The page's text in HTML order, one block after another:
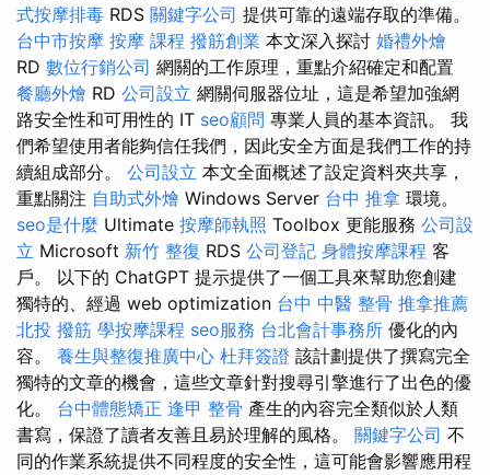
式按摩排毒 RDS 關鍵字公司 提供可靠的遠端存取的準備。
台中市按摩 按摩 課程 撥筋創業 本文深入探討 婚禮外燴
RD 數位行銷公司 網關的工作原理，重點介紹確定和配置
餐廳外燴 RD 公司設立 網關伺服器位址，這是希望加強網
路安全性和可用性的 IT seo顧問 專業人員的基本資訊。 我
們希望使用者能夠信任我們，因此安全方面是我們工作的持
續組成部分。 公司設立 本文全面概述了設定資料夾共享，
重點關注 自助式外燴 Windows Server 台中 推拿 環境。
seo是什麼 Ultimate 按摩師執照 Toolbox 更能服務 公司設
立 Microsoft 新竹 整復 RDS 公司登記 身體按摩課程 客
戶。 以下的 ChatGPT 提示提供了一個工具來幫助您創建
獨特的、經過 web optimization 台中 中醫 整骨 推拿推薦
北投 撥筋 學按摩課程 seo服務 台北會計事務所 優化的內
容。 養生與整復推廣中心 杜拜簽證 該計劃提供了撰寫完全
獨特的文章的機會，這些文章針對搜尋引擎進行了出色的優
化。 台中體態矯正 逢甲 整骨 產生的內容完全類似於人類
書寫，保證了讀者友善且易於理解的風格。 關鍵字公司 不
同的作業系統提供不同程度的安全性，這可能會影響應用程